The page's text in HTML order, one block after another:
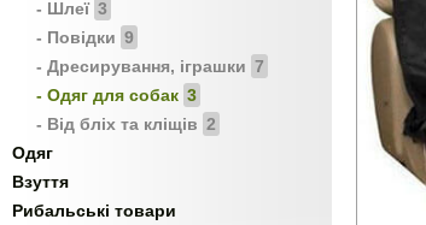
- Шлеї 3
- Повідки 9
- Дресирування, іграшки 7
- Одяг для собак 3
- Від бліх та кліщів 2
Одяг
Взуття
Рибальські товари